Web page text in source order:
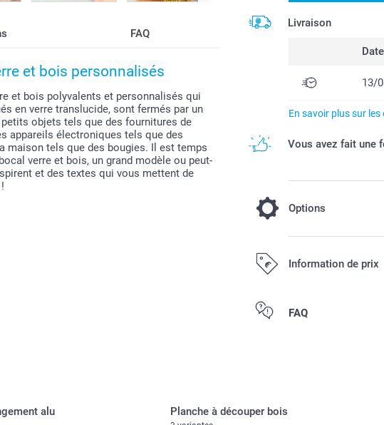
FAQ
et bois personnalisés
et bois polyvalents et personnalisés qui
en verre translucide, sont fermés par un
objets tels que des fournitures de
appareils électroniques tels que des
maison tels que des bougies. Il est temps
verre et bois, un grand modèle ou peut-
et des textes qui vous mettent de
Livraison
Date
13/
En savoir plus sur
Vous avez fait une
Options
Remplissez vos
Disponibilité et prix des
couleurs, lot de 12 pièces.
Information de prix
Tous les prix sont en EURO
FAQ
alu Planche à découper bois